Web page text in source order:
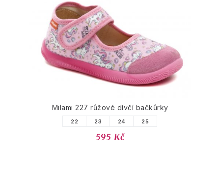
Milami 227 růžové dívčí bačkůrky
22 23 24 25
595 Kč